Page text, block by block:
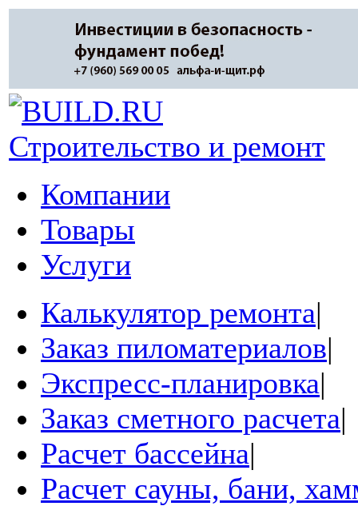
Строительство и ремонт
Компании
Товары
Услуги
Калькулятор ремонта|
Заказ пиломатериалов|
Экспресс-планировка|
Заказ сметного расчета|
Расчет бассейна|
Расчет сауны, бани,